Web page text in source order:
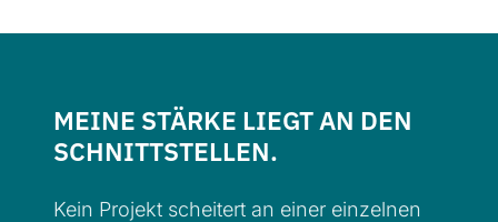
MEINE STÄRKE LIEGT AN DEN
SCHNITTSTELLEN.
Kein Projekt scheitert an einer einzelnen